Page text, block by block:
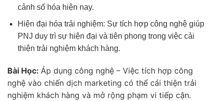
cảnh số hóa hiện nay.
Hiện đại hóa trải nghiệm: Sự tích hợp công nghệ giúp
PNJ duy trì sự hiện đại và tiên phong trong việc cải
thiện trải nghiệm khách hàng.
Bài Học: Áp dụng công nghệ – Việc tích hợp công
nghệ vào chiến dịch marketing có thể cải thiện trải
nghiệm khách hàng và mở rộng phạm vi tiếp cận.